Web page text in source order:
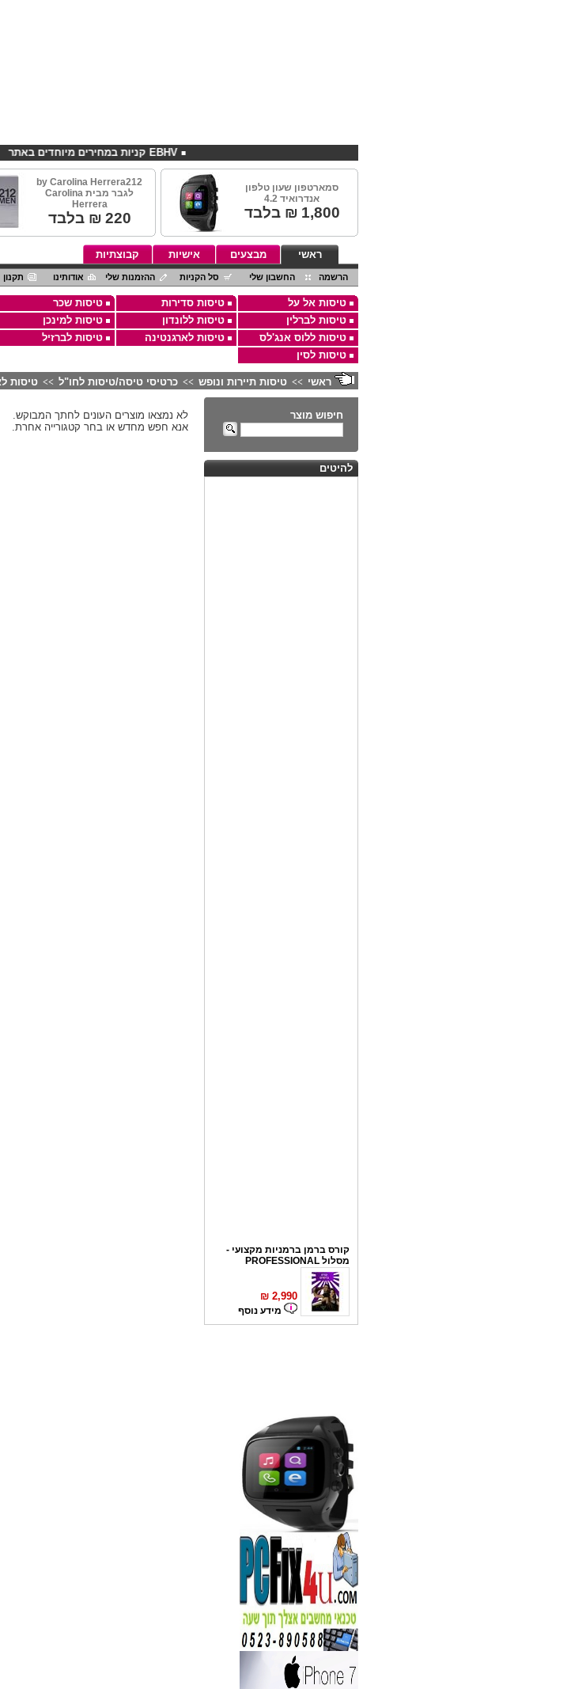
EBHV קניות במחירים מיוחדים באתר
סמארטפון שעון טלפון
אנדרואיד 4.2
1,800 ₪ בלבד
by Carolina Herrera212
לגבר מבית Carolina
Herrera
220 ₪ בלבד
ראשי מבצעים אישיות קבוצתיות
הרשמה החשבון שלי סל הקניות ההזמנות שלי אודותינו תקנון
טיסות אל על טיסות סדירות טיסות שכר
טיסות לברלין
טיסות ללונדון טיסות למינכן
טיסות ללוס אנג'לס
טיסות לארגנטינה טיסות לברזיל
טיסות לסין
ראשי >> טיסות תיירות ונופש >> כרטיסי טיסה/טיסות לחו"ל >> טיסות
חיפוש מוצר
להיטים
מסלול PROFESSIONAL
2,990
מידע נוסף
לחברות
150
₪
מידע נוסף
נגן DVD קורא DIVX עם USB
מבית PIONEER
החל מ- 349 ₪
מידע נוסף
מברשות איפור מיקצועי למאפרים
349
₪
מידע נוסף
מעגל ריסים חשמלי
לא נמצאו מוצרים העונים לחתך המבוקש.
אנא חפש מחדש או בחר קטגורייה אחרת.